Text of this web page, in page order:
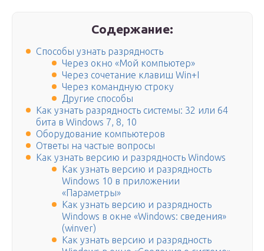
Содержание:
Способы узнать разрядность
Через окно «Мой компьютер»
Через сочетание клавиш Win+I
Через командную строку
Другие способы
Как узнать разрядность системы: 32 или 64
бита в Windows 7, 8, 10
Оборудование компьютеров
Ответы на частые вопросы
Как узнать версию и разрядность Windows
Как узнать версию и разрядность
Windows 10 в приложении
«Параметры»
Как узнать версию и разрядность
Windows в окне «Windows: сведения»
(winver)
Как узнать версию и разрядность